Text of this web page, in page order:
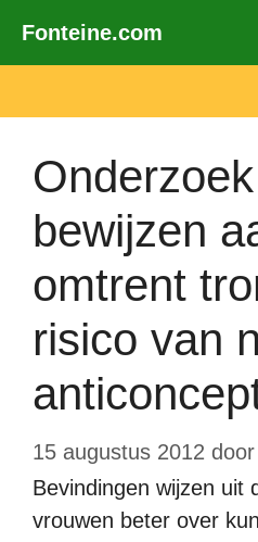
naar
inhoud
Fonteine.com
bewijzen
omtrent
risico van
15 augustus 2012 door
Bevindingen wijzen uit
vrouwen beter over